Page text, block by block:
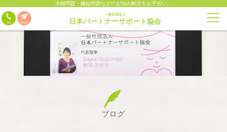
夫婦問題・嫁姑問題などのお悩み解決をお手伝い。
一般社団法人
日本パートナーサポート協会
ブログ